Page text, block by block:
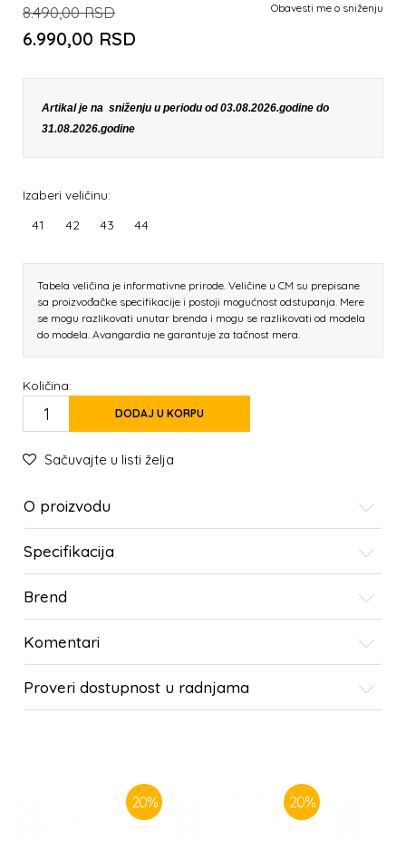
8.490,00 RSD
6.990,00 RSD
Obavesti me o sniženju
Artikal je na sniženju u periodu od 03.08.2026.godine do
31.08.2026.godine
Izaberi veličinu:
41 42 43 44
Tabela veličina je informativne prirode. Veličine u CM su prepisane
sa proizvođačke specifikacije i postoji mogućnost odstupanja. Mere
se mogu razlikovati unutar brenda i mogu se razlikovati od modela
do modela. Avangardia ne garantuje za tačnost mera.
Količina:
DODAJ U KORPU
Sačuvajte u listi želja
O proizvodu
Specifikacija
Brend
Komentari
Proveri dostupnost u radnjama
20% 20%